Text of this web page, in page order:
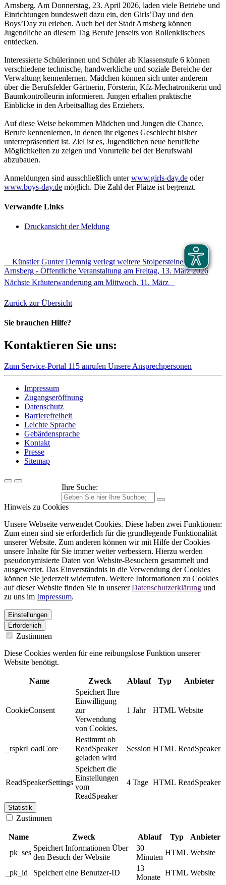
Arnsberg. Am Donnerstag, 23. April 2026, laden viele Betriebe und
Einrichtungen bundesweit dazu ein, den Girls’Day und den
Boys’Day zu erleben. Auch bei der Stadt Arnsberg können
Jugendliche an diesem Tag Berufe jenseits von Rollenklischees
entdecken.
Interessierte Schülerinnen und Schüler ab Klassenstufe 6 können
verschiedene technische, handwerkliche und soziale Bereiche der
Verwaltung kennenlernen. Mädchen können sich unter anderem
über die Berufsfelder Gärtnerin, Försterin, Kfz-Mechatronikerin und
Baumkontrolleurin informieren. Jungen erhalten praktische
Einblicke in den Arbeitsalltag des Erziehers.
Auf diese Weise bekommen Mädchen und Jungen die Chance,
Berufe kennenlernen, in denen ihr eigenes Geschlecht bisher
unterrepräsentiert ist. Ziel ist es, Jugendlichen neue berufliche
Möglichkeiten zu zeigen und Vorurteile bei der Berufswahl
abzubauen.
Anmeldungen sind ausschließlich unterwww.girls-day.de oder
www.boys-day.de möglich. Die Zahl der Plätze ist begrenzt.
Verwandte Links
Druckansicht der Meldung
Künstler Gunter Demnig verlegt weitere Stolpersteine in
Arnsberg - Öffentliche Veranstaltung am Freitag, 13. März 2026
Nächste Kräuterwanderung am Mittwoch, 11. März
Zurück zur Übersicht
Sie brauchen Hilfe?
Kontaktieren Sie uns:
Zum Service-Portal 115 anrufen Unsere Ansprechpersonen
Impressum
Zugangseröffnung
Datenschutz
Barrierefreiheit
Leichte Sprache
Gebärdensprache
Kontakt
Presse
Sitemap
Ihre Suche:
Hinweis zu Cookies
Unsere Webseite verwendet Cookies. Diese haben zwei Funktionen:
Zum einen sind sie erforderlich für die grundlegende Funktionalität
unserer Website. Zum anderen können wir mit Hilfe der Cookies
unsere Inhalte für Sie immer weiter verbessern. Hierzu werden
pseudonymisierte Daten von Website-Besuchern gesammelt und
ausgewertet. Das Einverständnis in die Verwendung der Cookies
können Sie jederzeit widerrufen. Weitere Informationen zu Cookies
auf dieser Website finden Sie in unsererDatenschutzerklärung und
zu uns im Impressum.
Einstellungen
Erforderlich
Zustimmen
Diese Cookies werden für eine reibungslose Funktion unserer
Website benötigt.
Name Zweck Ablauf Typ Anbieter
CookieConsent
Speichert Ihre
Einwilligung
zur
Verwendung
von Cookies.
1 Jahr HTML Website
_rspkrLoadCore
Bestimmt ob
ReadSpeaker
geladen wird
Session HTML ReadSpeaker
ReadSpeakerSettings
Speichert die
Einstellungen
vom
ReadSpeaker
4 Tage HTML ReadSpeaker
Statistik
Zustimmen
Name Zweck Ablauf Typ
Anbieter
_pk_ses
Speichert Informationen Über
den Besuch der Website
30
Minuten
HTML Website
_pk_id Speichert eine Benutzer-ID
13
Monate
HTML Website